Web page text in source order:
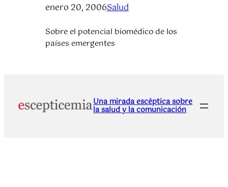
enero 20, 2006Salud
Sobre el potencial biomédico de los
países emergentes
Una mirada escéptica sobre
la salud y la comunicación